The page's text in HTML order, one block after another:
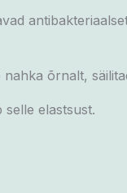
õrnalt,
selle elastsust.